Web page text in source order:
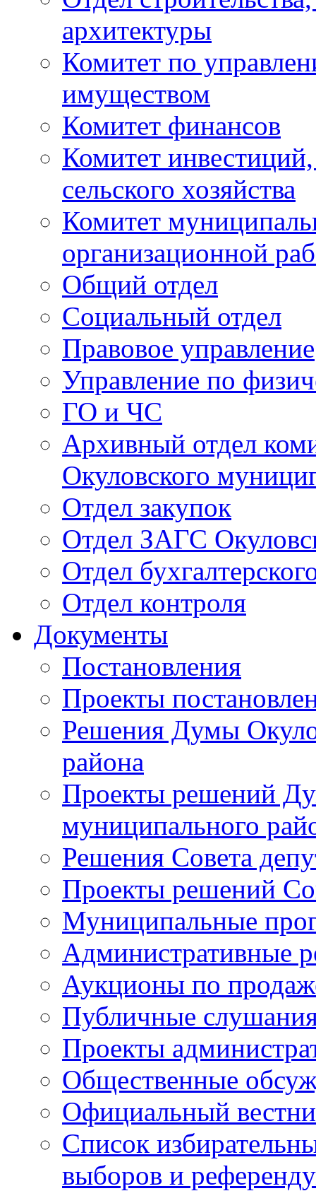
архитектуры
Комитет по
имуществом
Комитет финансов
Комитет
сельского хозяйства
Комитет
организационной
Общий отдел
Социальный отдел
Правовое управление
Управление по
ГО и ЧС
Архивный отдел
Окуловского
Отдел закупок
Отдел ЗАГС
Отдел
Отдел контроля
Документы
Постановления
Проекты
Решения Думы
района
Проекты решений
муниципального
Решения Совета
Проекты решений
Муниципальные
Административные
Аукционы по
Публичные
Проекты
Общественные
Официальный
Список
выборов и